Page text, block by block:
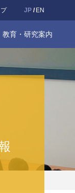
JP EN
教育・研究案内